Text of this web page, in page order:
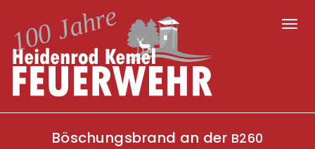
Böschungsbrand an der B260